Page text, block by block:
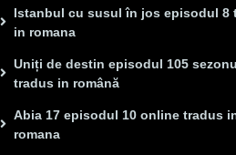
Istanbul cu susul în jos episodul 8
in romana
Uniți de destin episodul 105
tradus in română
Abia 17 episodul 10 online tradus
romana